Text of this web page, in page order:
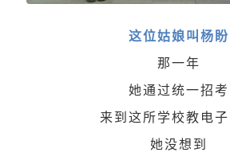
这位姑娘叫杨盼
那一年
她通过统一招考
来到这所学校教电
她没想到